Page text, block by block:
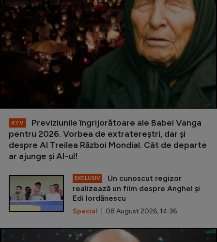
RTV
Previziunile îngrijorătoare ale Babei Vanga
pentru 2026. Vorbea de extratereștri, dar și
despre Al Treilea Război Mondial. Cât de departe
ar ajunge și AI-ul!
EXCLUSIV
Un cunoscut regizor
realizează un film despre Anghel și
Edi Iordănescu
Special | 08 August 2026, 14:36